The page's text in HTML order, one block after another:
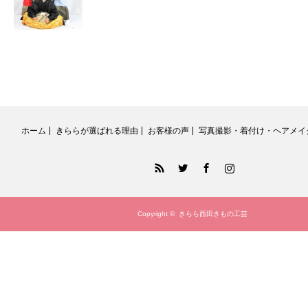
ホーム きららが選ばれる理由 お客様の声 写真撮影・着付け・ヘアメイ
FacebookInstagram
Copyright © きらら西田きもの工芸